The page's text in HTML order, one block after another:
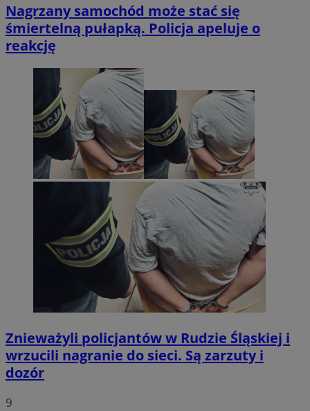
Nagrzany samochód może stać się
śmiertelną pułapką. Policja apeluje o
reakcję
Znieważyli policjantów w Rudzie Śląskiej i
wrzucili nagranie do sieci. Są zarzuty i
dozór
9